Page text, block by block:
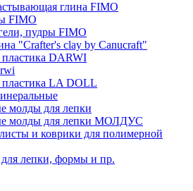
глина FIMO
FIMO
пудры FIMO
"Crafter's clay by Canucraft"
DARWI
LA DOLL
молды для лепки
молды для лепки МОЛДУС
и коврики для полимерной
лепки, формы и пр.